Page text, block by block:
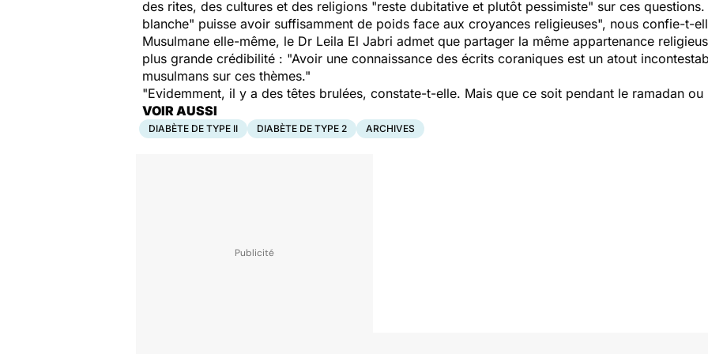
des rites, des cultures et des religions "reste dubitative et plutôt pessimiste" sur ces
blanche" puisse avoir suffisamment de poids face aux croyances religieuses", nous confie-t-
Musulmane elle-même, le Dr Leila El Jabri admet que partager la même appartenance
plus grande crédibilité : "Avoir une connaissance des écrits coraniques est un atout
musulmans sur ces thèmes."
"Evidemment, il y a des têtes brulées, constate-t-elle. Mais que ce soit pendant le ramadan
VOIR AUSSI
DIABÈTE DE TYPE II DIABÈTE DE TYPE 2 ARCHIVES